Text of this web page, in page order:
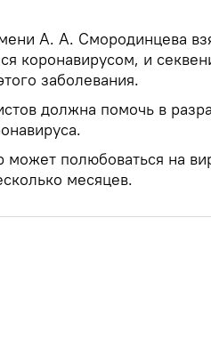
А. А. Смородинцева
коронавирусом, и
заболевания.
должна помочь в
может полюбоваться на
месяцев.